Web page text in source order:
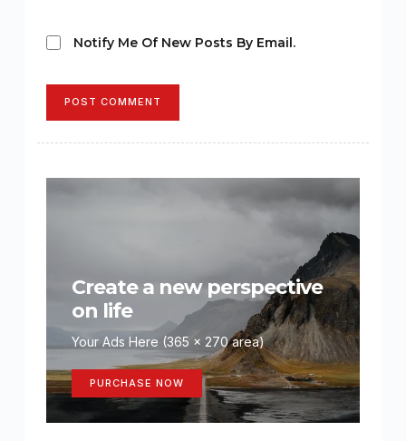
Notify Me Of New Posts By Email.
POST COMMENT
Create a new perspective
on life
Your Ads Here (365 x 270 area)
PURCHASE NOW